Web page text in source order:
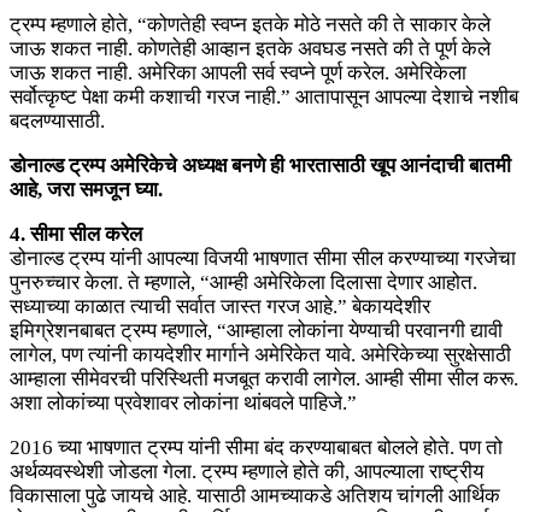
ट्रम्प म्हणाले होते, “कोणतेही स्वप्न इतके मोठे नसते की ते साकार केले
जाऊ शकत नाही. कोणतेही आव्हान इतके अवघड नसते की ते पूर्ण केले
जाऊ शकत नाही. अमेरिका आपली सर्व स्वप्ने पूर्ण करेल. अमेरिकेला
सर्वोत्कृष्ट पेक्षा कमी कशाची गरज नाही.” आतापासून आपल्या देशाचे नशीब
बदलण्यासाठी.
डोनाल्ड ट्रम्प अमेरिकेचे अध्यक्ष बनणे ही भारतासाठी खूप आनंदाची बातमी
आहे, जरा समजून घ्या.
4. सीमा सील करेल
डोनाल्ड ट्रम्प यांनी आपल्या विजयी भाषणात सीमा सील करण्याच्या गरजेचा
पुनरुच्चार केला. ते म्हणाले, “आम्ही अमेरिकेला दिलासा देणार आहोत.
सध्याच्या काळात त्याची सर्वात जास्त गरज आहे.” बेकायदेशीर
इमिग्रेशनबाबत ट्रम्प म्हणाले, “आम्हाला लोकांना येण्याची परवानगी द्यावी
लागेल, पण त्यांनी कायदेशीर मार्गाने अमेरिकेत यावे. अमेरिकेच्या सुरक्षेसाठी
आम्हाला सीमेवरची परिस्थिती मजबूत करावी लागेल. आम्ही सीमा सील करू.
अशा लोकांच्या प्रवेशावर लोकांना थांबवले पाहिजे.”
2016 च्या भाषणात ट्रम्प यांनी सीमा बंद करण्याबाबत बोलले होते. पण तो
अर्थव्यवस्थेशी जोडला गेला. ट्रम्प म्हणाले होते की, आपल्याला राष्ट्रीय
विकासाला पुढे जायचे आहे. यासाठी आमच्याकडे अतिशय चांगली आर्थिक